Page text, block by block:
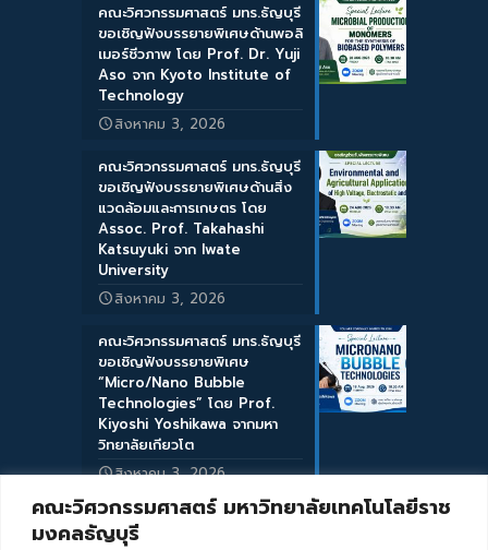
คณะวิศวกรรมศาสตร์ มหาวิทยาลัยเทคโนโลยีราช
มงคลธัญบุรี
คณะวิศวกรรมศาสตร์ มทร.ธัญบุรี
ขอเชิญฟังบรรยายพิเศษด้านพอลิ
เมอร์ชีวภาพ โดย Prof. Dr. Yuji
Aso จาก Kyoto Institute of
Technology
สิงหาคม 3, 2026
คณะวิศวกรรมศาสตร์ มทร.ธัญบุรี
ขอเชิญฟังบรรยายพิเศษด้านสิ่ง
แวดล้อมและการเกษตร โดย
Assoc. Prof. Takahashi
Katsuyuki จาก Iwate
University
สิงหาคม 3, 2026
คณะวิศวกรรมศาสตร์ มทร.ธัญบุรี
ขอเชิญฟังบรรยายพิเศษ
“Micro/Nano Bubble
Technologies” โดย Prof.
Kiyoshi Yoshikawa จากมหา
วิทยาลัยเกียวโต
สิงหาคม 3, 2026